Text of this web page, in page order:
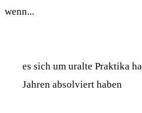
wenn...
es sich um uralte Praktika
Jahren absolviert haben